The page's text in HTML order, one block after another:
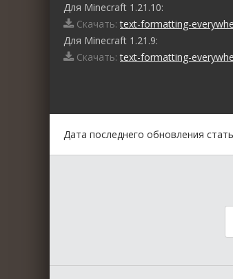
Для Minecraft 1.21.10:
Скачать:text-formatting-
Для Minecraft 1.21.9:
Скачать:text-formatting-
Дата последнего обновления